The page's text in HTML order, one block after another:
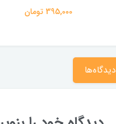
395,000 تومان
دیدگاه‌ها